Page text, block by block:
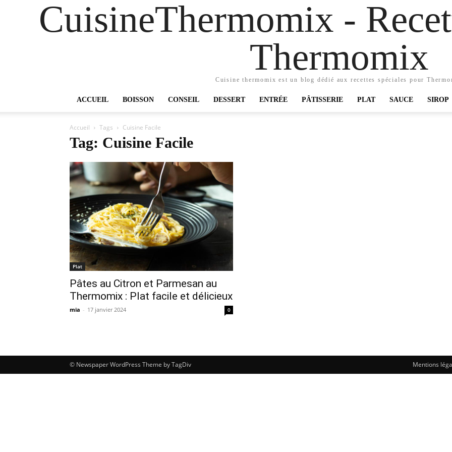
CuisineThermomix -
Thermomix
Cuisine thermomix est un blog dédié aux recettes spéciales pour
ACCUEIL BOISSON CONSEIL DESSERT ENTRÉE PÂTISSERIE PLAT SAUCE SIROP
Accueil Tags Cuisine Facile
Tag: Cuisine Facile
Plat
Pâtes au Citron et Parmesan au
Thermomix : Plat facile et délicieux
mia - 17 janvier 2024 0
Mentions
© Newspaper WordPress Theme by TagDiv